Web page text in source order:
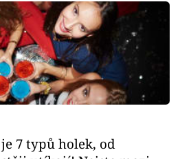
7 typů holek, od